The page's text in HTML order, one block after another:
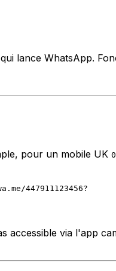
lance WhatsApp.
pour un mobile UK
447911123456?
accessible via l'app